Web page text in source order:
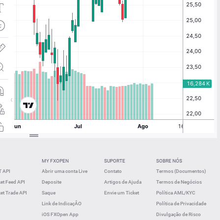
API
Feed API
Trade API
MY FXOPEN
Abrir uma conta Live
Deposite
Saque
Link de IndicaçÂO
iOS FXOpen App
SUPORTE
Contato
Artigos de Ajuda
Envie um Ticket
SOBRE NÓS
Termos (Documentos)
Termos de Negócios
Política AML/KYC
Política de Privacidade
Divulgação de Risco